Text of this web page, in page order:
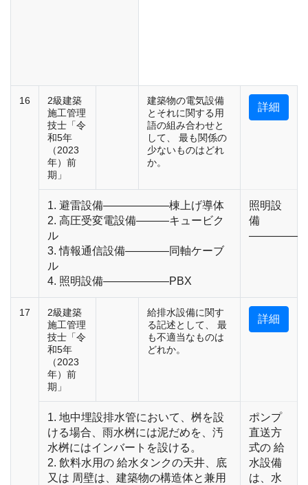
16
2級建築
施工管理
技士「令
和5年
（2023
年）前
期」
建築物の電気設備
とそれに関する用
語の組み合わせと
して、 最も関係の
少ないものはどれ
か。
詳細
1. 避雷設備――――――棟上げ導体
2. 高圧受変電設備―――キュービク
ル
3. 情報通信設備――――同軸ケーブ
ル
4. 照明設備――――――PBX
照明設
備
17
2級建築
施工管理
技士「令
和5年
（2023
年）前
期」
給排水設備に関す
る記述として、 最
も不適当なものは
どれか。
詳細
1. 地中埋設排水管において、桝を設
ける場合、雨水桝には泥だめを、汚
水桝にはインバートを設ける。
2. 飲料水用の 給水タンクの天井、底
又は 周壁は、建築物の構造体と兼用
ポンプ
直送方
式の 給
水設備
は、水